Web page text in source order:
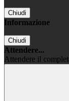
Chiudi
Informazione
Chiudi
Attendere...
Attendere il